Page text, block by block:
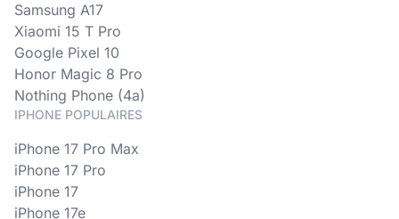
Samsung A17
Xiaomi 15 T Pro
Google Pixel 10
Honor Magic 8 Pro
Nothing Phone (4a)
IPHONE POPULAIRES
iPhone 17 Pro Max
iPhone 17 Pro
iPhone 17
iPhone 17e